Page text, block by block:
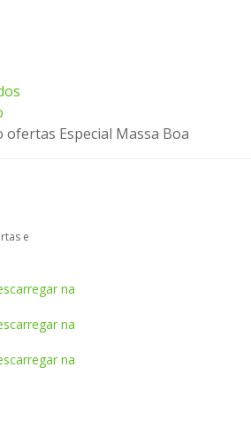
ofertas Especial Massa Boa
e
na
na
na